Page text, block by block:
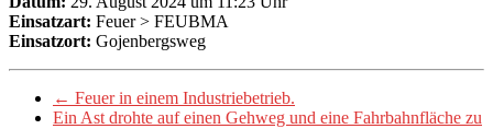
Einsatzart: Feuer > FEUBMA
Einsatzort: Gojenbergsweg
← Feuer in einem Industriebetrieb.
Ein Ast drohte auf einen Gehweg und eine Fahrbahnfläche zu